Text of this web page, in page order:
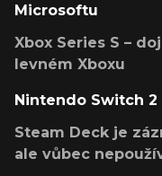
Microsoftu
Xbox Series S –
levném Xboxu
Nintendo Switch
Steam Deck je
ale vůbec